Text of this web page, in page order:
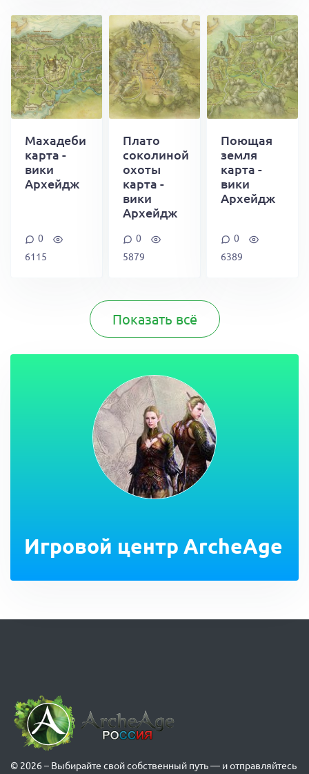
Махадеби
карта -
вики
Архейдж
0
6115
Плато
соколиной
охоты
карта -
вики
Архейдж
0
5879
Поющая
земля
карта -
вики
Архейдж
0
6389
Показать всё
Игровой центр ArcheAge
© 2026 – Выбирайте свой собственный путь — и отправляйтесь